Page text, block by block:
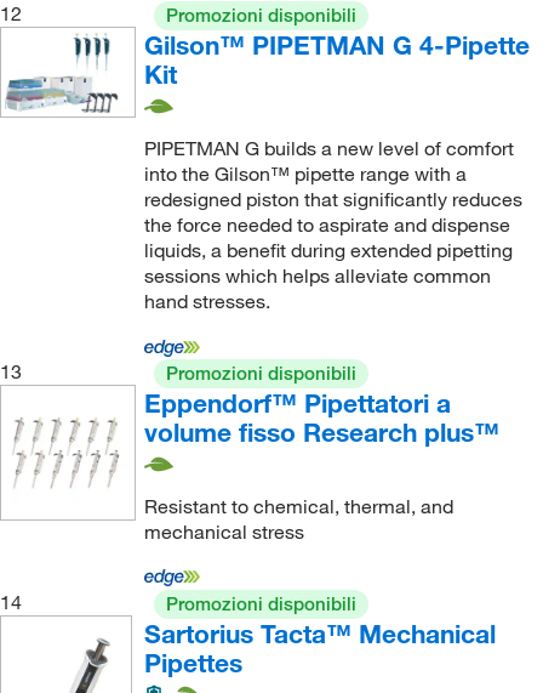
12 Promozioni disponibili
Gilson™ PIPETMAN G 4-Pipette
Kit
PIPETMAN G builds a new level of comfort
into the Gilson™ pipette range with a
redesigned piston that significantly reduces
the force needed to aspirate and dispense
liquids, a benefit during extended pipetting
sessions which helps alleviate common
hand stresses.
13 Promozioni disponibili
Eppendorf™ Pipettatori a
volume fisso Research plus™
Resistant to chemical, thermal, and
mechanical stress
14 Promozioni disponibili
Sartorius Tacta™ Mechanical
Pipettes